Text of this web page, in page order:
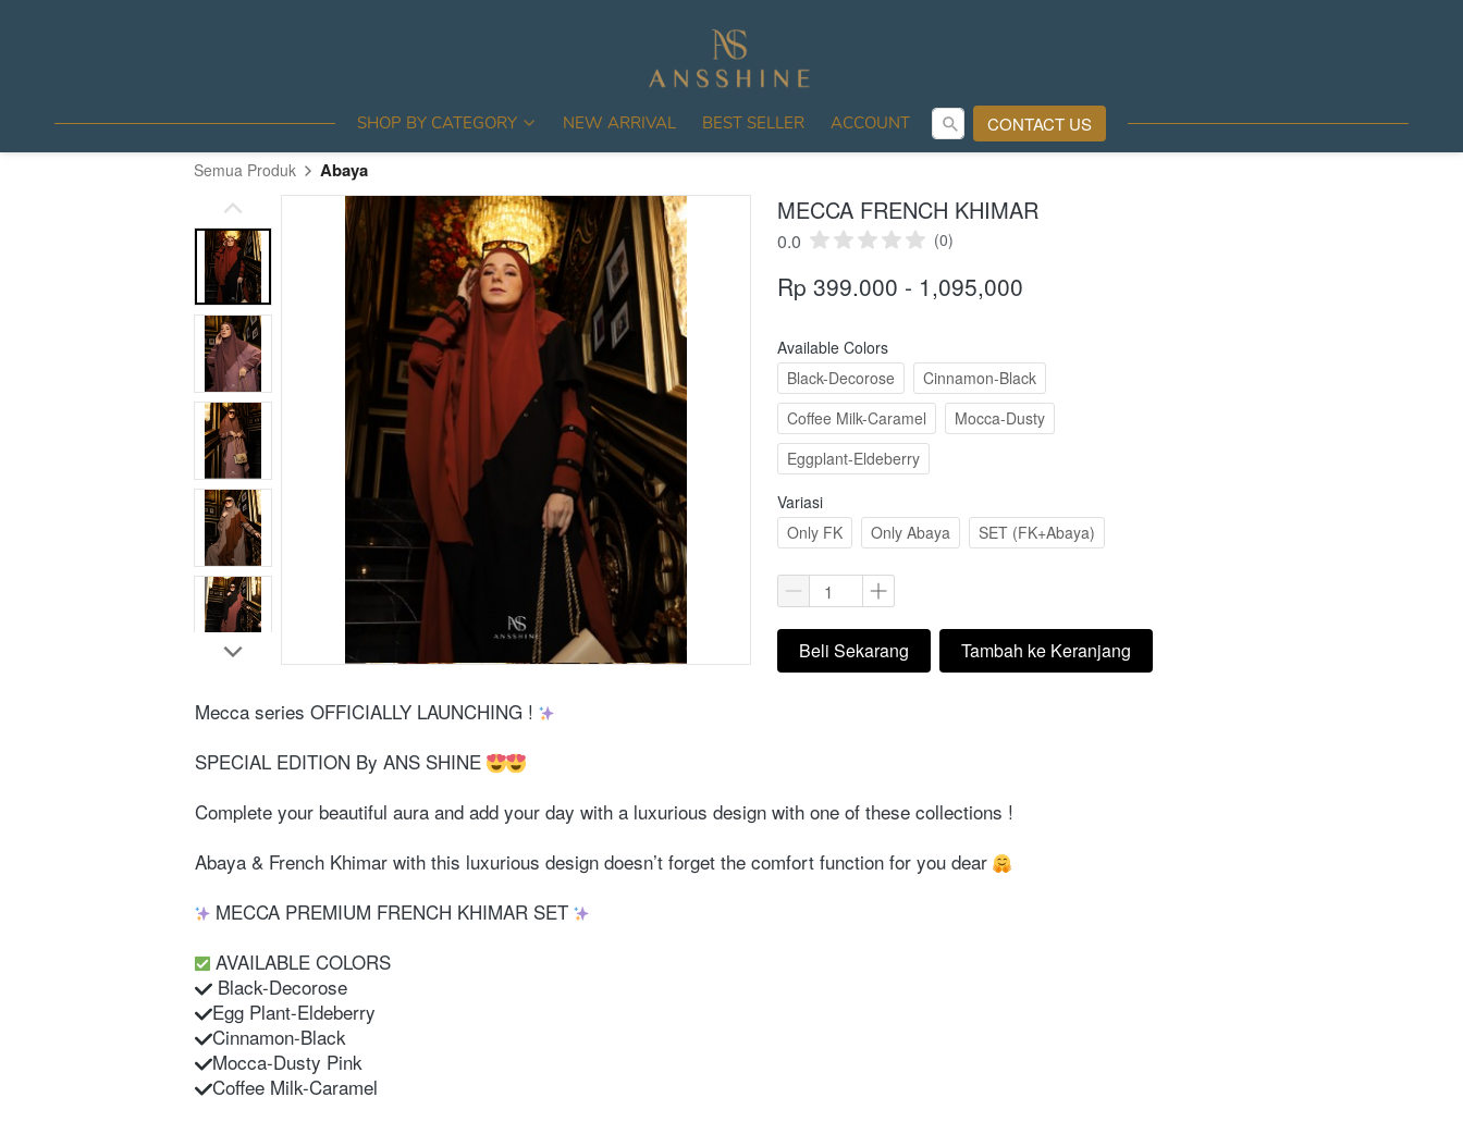
SHOP BY CATEGORY NEW ARRIVAL BEST SELLER ACCOUNT Cari ...
`
CONTACT US
Semua Produk Abaya
MECCA FRENCH KHIMAR
0.0 (0)
Rp 399.000 - 1,095,000
Available Colors
Black-Decorose
Cinnamon-Black
Coffee Milk-Caramel
Mocca-Dusty
Eggplant-Eldeberry
Variasi
Only FK
Only Abaya SET (FK+Abaya)
`Beli Sekarang `
Tambah ke Keranjang
Mecca series OFFICIALLY LAUNCHING !
SPECIAL EDITION By ANS SHINE
Complete your beautiful aura and add your day with a luxurious design with one of these collections !
Abaya & French Khimar with this luxurious design doesn’t forget the comfort function for you dear
MECCA PREMIUM FRENCH KHIMAR SET
AVAILABLE COLORS
Black-Decorose
Egg Plant-Eldeberry
Cinnamon-Black
Mocca-Dusty Pink
Coffee Milk-Caramel